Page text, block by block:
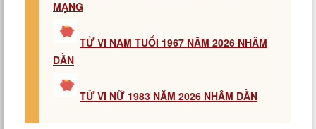
MẠNG
TỬ VI NAM TUỔI 1967 NĂM 2026 NHÂM
DẦN
TỬ VI NỮ 1983 NĂM 2026 NHÂM DẦN